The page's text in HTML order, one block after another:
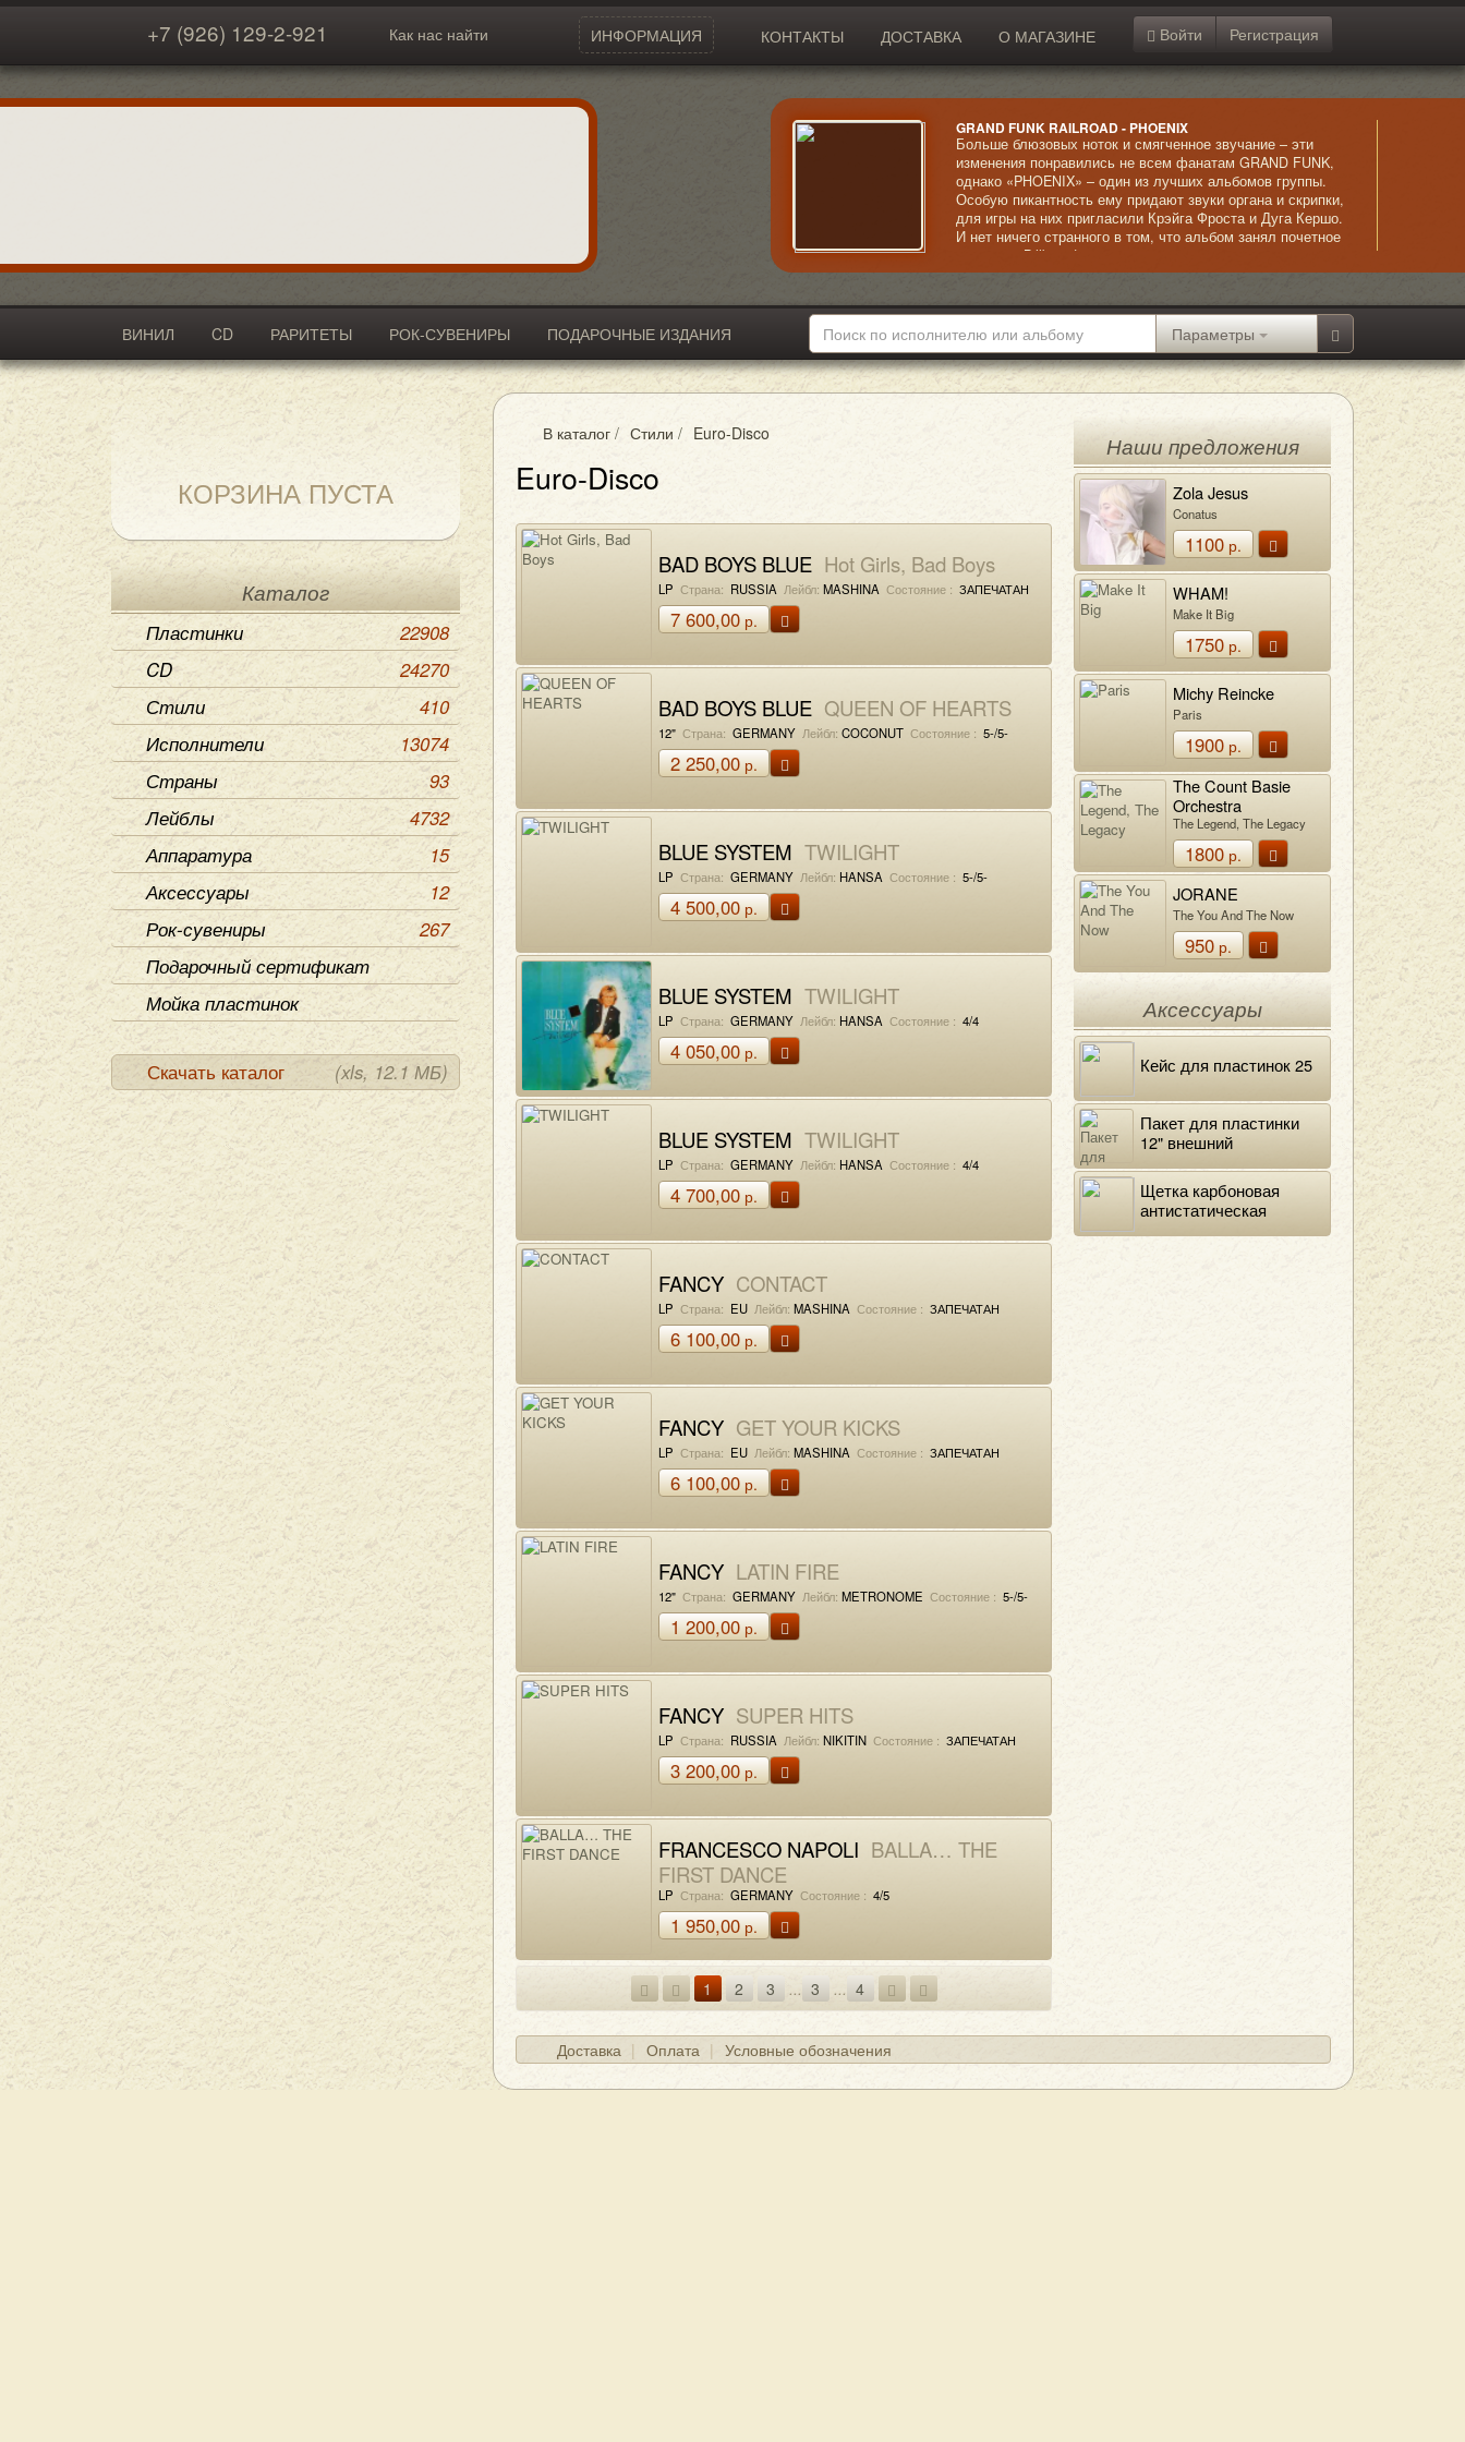
+7 (926) 129-2-921 Как нас найти ИНФОРМАЦИЯ КОНТАКТЫ ДОСТАВКА О МАГАЗИНЕ Войти Регистрация
GRAND FUNK RAILROAD - PHOENIX
Больше блюзовых ноток и смягченное звучание – эти
изменения понравились не всем фанатам GRAND FUNK,
однако «PHOENIX» – один из лучших альбомов группы.
Особую пикантность ему придают звуки органа и скрипки,
для игры на них пригласили Крэйга Фроста и Дуга Кершо.
И нет ничего странного в том, что альбом занял почетное
7 место в Billboard 200.
ВИНИЛ CD РАРИТЕТЫ РОК-СУВЕНИРЫ
ПОДАРОЧНЫЕ ИЗДАНИЯ
АКСЕССУАРЫ
Параметры
КОРЗИНА ПУСТА
Каталог
Пластинки
22908
CD
24270
Стили
410
Исполнители
13074
Страны
93
Лейблы
4732
Аппаратура
15
Аксессуары
12
Рок-сувениры
267
Подарочный сертификат
Мойка пластинок
Скачать каталог (xls, 12.1 МБ)
В каталог / Стили / Euro-Disco
Euro-Disco
BAD BOYS BLUE Hot Girls, Bad Boys
LP Страна: RUSSIA Лейбл: MASHINA Состояние : ЗАПЕЧАТАН
7 600,00р.
BAD BOYS BLUE QUEEN OF HEARTS
12" Страна: GERMANY Лейбл: COCONUT Состояние : 5-/5-
2 250,00р.
BLUE SYSTEM TWILIGHT
LP Страна: GERMANY Лейбл: HANSA Состояние : 5-/5-
4 500,00р.
BLUE SYSTEM TWILIGHT
LP Страна: GERMANY Лейбл: HANSA Состояние : 4/4
4 050,00р.
BLUE SYSTEM TWILIGHT
LP Страна: GERMANY Лейбл: HANSA Состояние : 4/4
4 700,00р.
FANCY CONTACT
LP Страна: EU Лейбл: MASHINA Состояние : ЗАПЕЧАТАН
6 100,00р.
FANCY GET YOUR KICKS
LP Страна: EU Лейбл: MASHINA Состояние : ЗАПЕЧАТАН
6 100,00р.
FANCY LATIN FIRE
12" Страна: GERMANY Лейбл: METRONOME Состояние : 5-/5-
1 200,00р.
FANCY SUPER HITS
LP Страна: RUSSIA Лейбл: NIKITIN Состояние : ЗАПЕЧАТАН
3 200,00р.
FRANCESCO NAPOLI BALLA… THE
FIRST DANCE
LP Страна: GERMANY Состояние : 4/5
1 950,00р.
1 2 3 ... 3 ... 4
Наши предложения
Zola Jesus
Conatus
1100р.
WHAM!
Make It Big
1750р.
Michy Reincke
Paris
1900р.
The Count Basie
Orchestra
The Legend, The Legacy
1800р.
JORANE
The You And The Now
950р.
Аксессуары
Кейс для пластинок 25
Пакет для пластинки
12" внешний
Щетка карбоновая
антистатическая
Доставка Оплата Условные обозначения